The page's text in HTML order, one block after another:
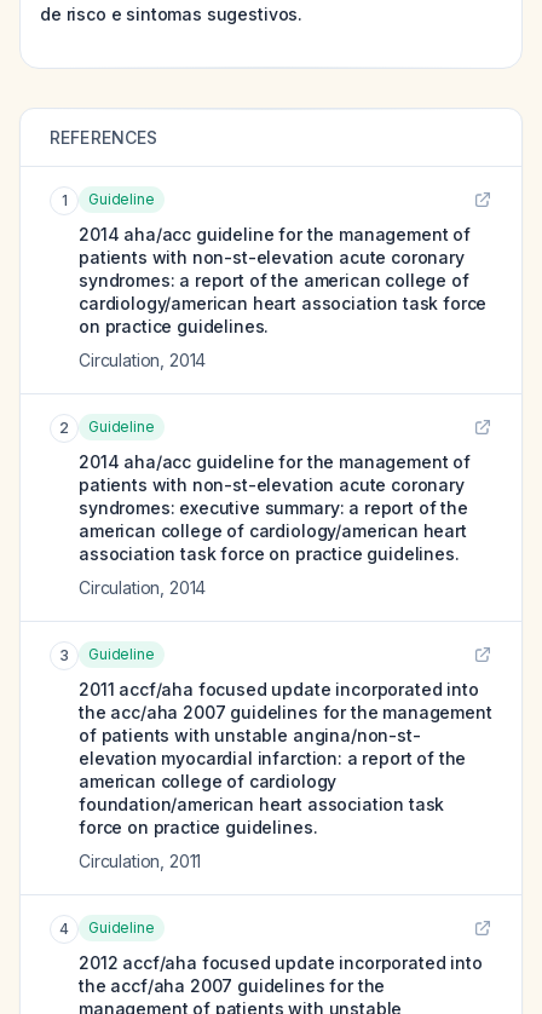
de risco e sintomas sugestivos.
REFERENCES
1 Guideline
2014 aha/acc guideline for the management of
patients with non-st-elevation acute coronary
syndromes: a report of the american college of
cardiology/american heart association task force
on practice guidelines.
Circulation 2014
2 Guideline
2014 aha/acc guideline for the management of
patients with non-st-elevation acute coronary
syndromes: executive summary: a report of the
american college of cardiology/american heart
association task force on practice guidelines.
Circulation 2014
3 Guideline
2011 accf/aha focused update incorporated into
the acc/aha 2007 guidelines for the management
of patients with unstable angina/non-st-
elevation myocardial infarction: a report of the
american college of cardiology
foundation/american heart association task
force on practice guidelines.
Circulation 2011
4 Guideline
2012 accf/aha focused update incorporated into
the accf/aha 2007 guidelines for the
management of patients with unstable